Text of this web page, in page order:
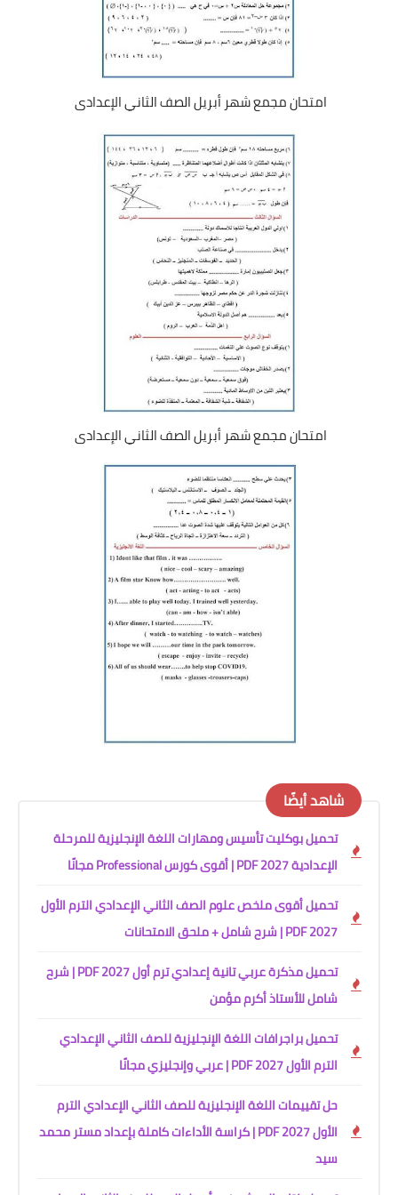
امتحان مجمع شهر أبريل الصف الثاني الإعدادى
امتحان مجمع شهر أبريل الصف الثاني الإعدادى
شاهد أيضًا
تحميل بوكليت تأسيس ومهارات اللغة الإنجليزية للمرحلة
الإعدادية 2027 PDF | أقوى كورس Professional مجانًا
تحميل أقوى ملخص علوم الصف الثاني الإعدادي الترم الأول
2027 PDF | شرح شامل + ملحق الامتحانات
تحميل مذكرة عربي تانية إعدادي ترم أول 2027 PDF | شرح
شامل للأستاذ أكرم مؤمن
تحميل براجرافات اللغة الإنجليزية للصف الثاني الإعدادي
الترم الأول 2027 PDF | عربي وإنجليزي مجانًا
حل تقييمات اللغة الإنجليزية للصف الثاني الإعدادي الترم
الأول 2027 PDF | كراسة الأداءات كاملة بإعداد مستر محمد
سيد